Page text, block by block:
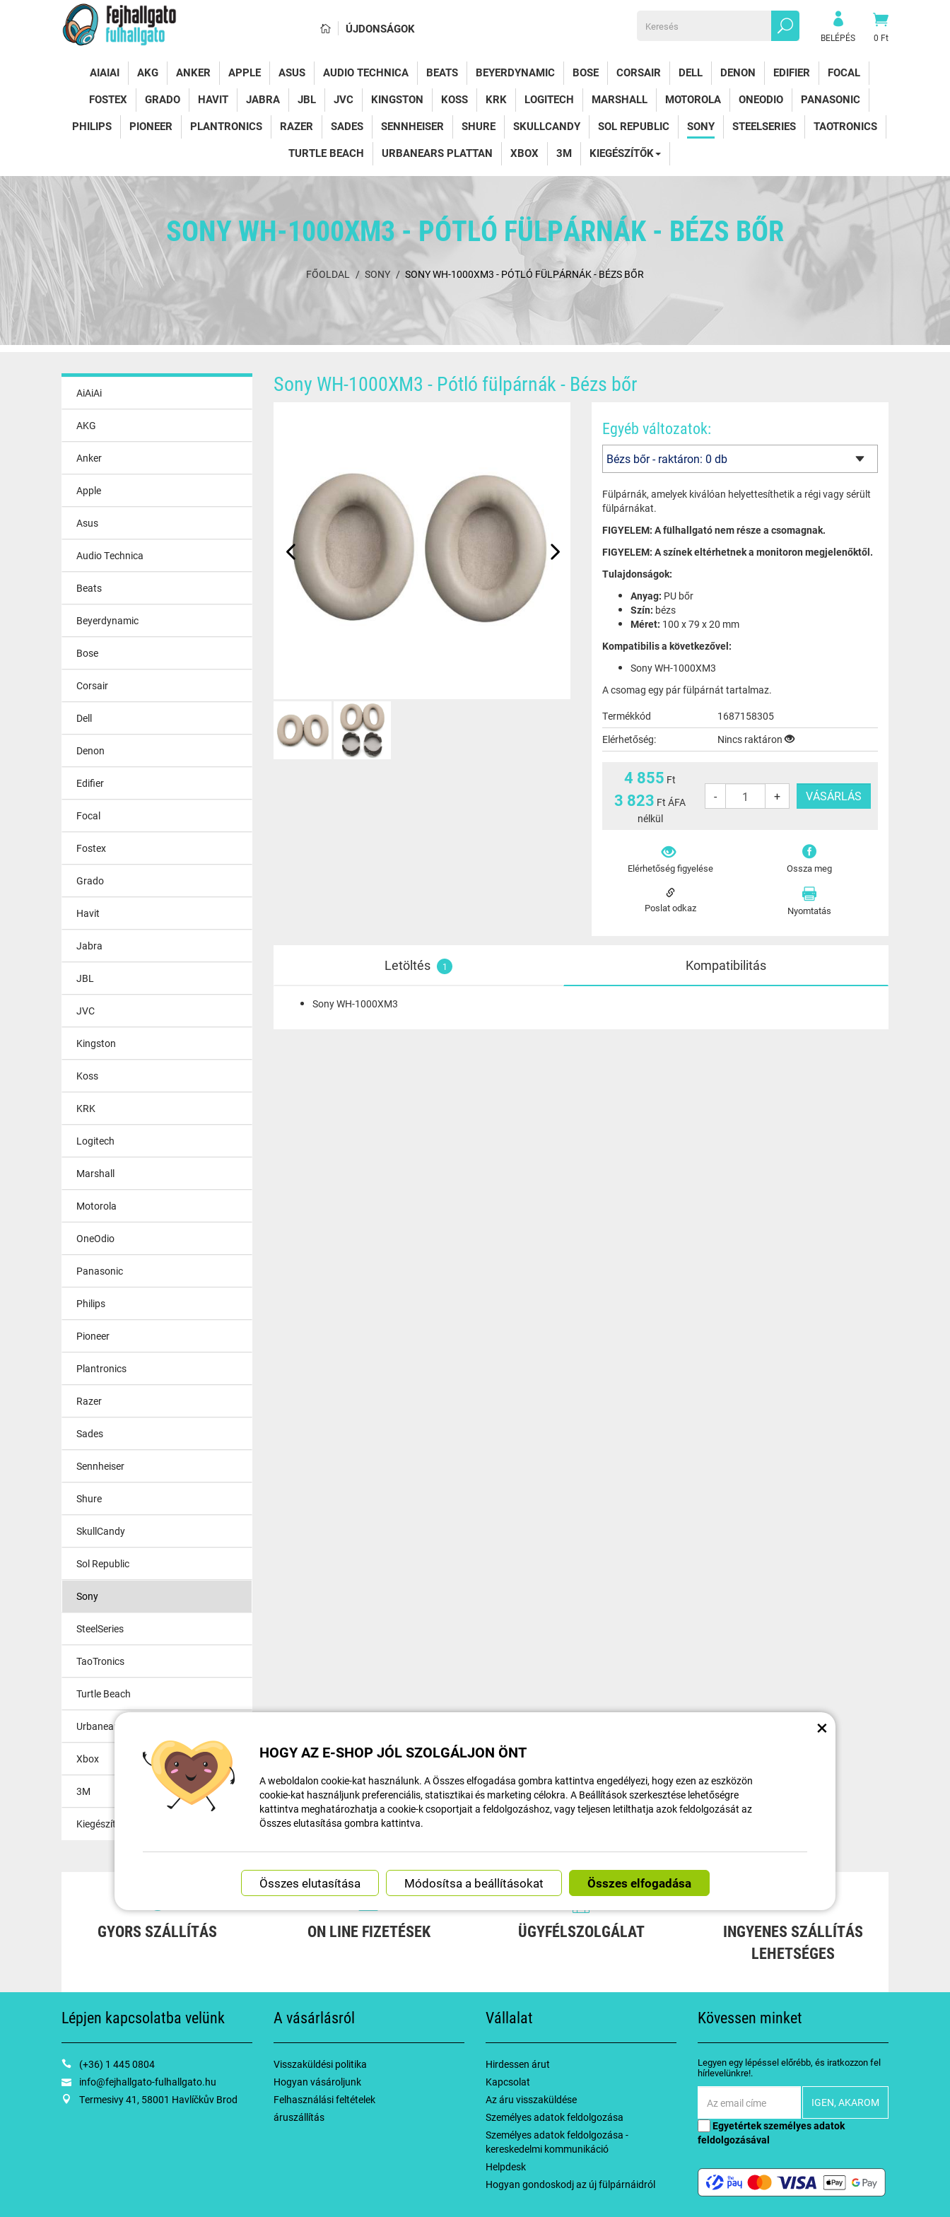
HOGY AZ E-SHOP JÓL SZOLGÁLJON ÖNT
A weboldalon cookie-kat használunk. A Összes elfogadása gombra kattintva engedélyezi, hogy ezen az eszközön
cookie-kat használjunk preferenciális, statisztikai és marketing célokra. A Beállítások szerkesztése lehetőségre
kattintva meghatározhatja a cookie-k csoportjait a feldolgozáshoz, vagy teljesen letilthatja azok feldolgozását az
Összes elutasítása gombra kattintva.
Módosítsa a beállításokat
×
0 Ft
BELÉPÉS
ÚJDONSÁGOK
AIAIAI AKG ANKER APPLE ASUS AUDIO TECHNICA BEATS BEYERDYNAMIC BOSE CORSAIR DELL DENON EDIFIER
FOCAL
FOSTEX
GRADO HAVIT JABRA JBL JVC KINGSTON KOSS KRK LOGITECH MARSHALL MOTOROLA ONEODIO
PANASONIC
PHILIPS
PIONEER PLANTRONICS RAZER SADES SENNHEISER SHURE SKULLCANDY SOL REPUBLIC SONY STEELSERIES
TAOTRONICS
TURTLE BEACH
URBANEARS PLATTAN XBOX 3M KIEGÉSZÍTŐK
SONY WH-1000XM3 - PÓTLÓ FÜLPÁRNÁK - BÉZS BŐR
FŐOLDAL SONY SONY WH-1000XM3 - PÓTLÓ FÜLPÁRNÁK - BÉZS BŐR
AiAiAi
AKG
Anker
Apple
Asus
Audio Technica
Beats
Beyerdynamic
Bose
Corsair
Dell
Denon
Edifier
Focal
Fostex
Grado
Havit
Jabra
JBL
JVC
Kingston
Koss
KRK
Logitech
Marshall
Motorola
OneOdio
Panasonic
Philips
Pioneer
Plantronics
Razer
Sades
Sennheiser
Shure
SkullCandy
Sol Republic
Sony
SteelSeries
TaoTronics
Turtle Beach
Urbanears Plattan
Xbox
3M
Kiegészítők
Sony WH-1000XM3 - Pótló fülpárnák - Bézs bőr
Egyéb változatok:
Fülpárnák, amelyek kiválóan helyettesíthetik a régi vagy sérült
fülpárnákat.
FIGYELEM: A fülhallgató nem része a csomagnak.
FIGYELEM: A színek eltérhetnek a monitoron megjelenőktől.
Tulajdonságok:
Anyag: PU bőr
Szín: bézs
Méret: 100 x 79 x 20 mm
Kompatibilis a következővel:
Sony WH-1000XM3
A csomag egy pár fülpárnát tartalmaz.
Termékkód
1687158305
Elérhetőség:
Nincs raktáron
4 855 Ft
3 823 Ft ÁFA
nélkül
- +
Elérhetőség figyelése Ossza meg
Poslat odkaz Nyomtatás
Letöltés 1 Kompatibilitás
Sony WH-1000XM3
GYORS SZÁLLÍTÁS ON LINE FIZETÉSEK ÜGYFÉLSZOLGÁLAT
INGYENES SZÁLLÍTÁS
LEHETSÉGES
Lépjen kapcsolatba velünk
(+36) 1 445 0804
info@fejhallgato-fulhallgato.hu
Termesivy 41, 58001 Havlíčkův Brod
A vásárlásról
Visszaküldési politika
Hogyan vásároljunk
Felhasználási feltételek
áruszállítás
Vállalat
Hirdessen árut
Kapcsolat
Az áru visszaküldése
Személyes adatok feldolgozása
Személyes adatok feldolgozása -
kereskedelmi kommunikáció
Helpdesk
Hogyan gondoskodj az új fülpárnáidról
Kövessen minket
Legyen egy lépéssel előrébb, és iratkozzon fel
hírlevelünkre!.
Egyetértekszemélyes adatok
feldolgozásával